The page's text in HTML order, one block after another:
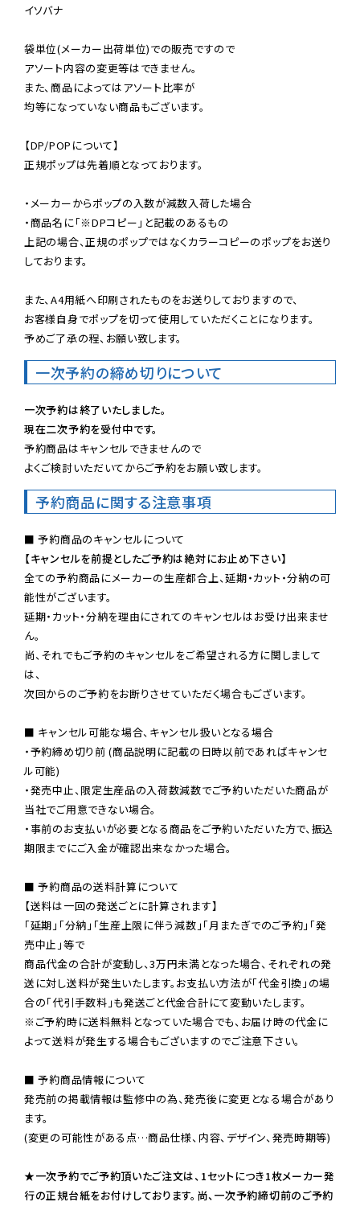
イソバナ
袋単位(メーカー出荷単位)での販売ですので
アソート内容の変更等はできません。
また、商品によってはアソート比率が
均等になっていない商品もございます。
【DP/POPについて】
正規ポップは先着順となっております。
・メーカーからポップの入数が減数入荷した場合
・商品名に「※DPコピー」と記載のあるもの
上記の場合、正規のポップではなくカラーコピーのポップをお送り
しております。
また、A4用紙へ印刷されたものをお送りしておりますので、
お客様自身でポップを切って使用していただくことになります。
予めご了承の程、お願い致します。
一次予約の締め切りについて
一次予約は終了いたしました。
現在二次予約を受付中です。
予約商品はキャンセルできませんので
よくご検討いただいてからご予約をお願い致します。
予約商品に関する注意事項
【キャンセルを前提としたご予約は絶対にお止め下さい】
全ての予約商品にメーカーの生産都合上、延期・カット・分納の可
能性がございます。
延期・カット・分納を理由にされてのキャンセルはお受け出来ませ
ん。
尚、それでもご予約のキャンセルをご希望される方に関しまして
は、
次回からのご予約をお断りさせていただく場合もございます。
■ キャンセル可能な場合、キャンセル扱いとなる場合
・予約締め切り前 (商品説明に記載の日時以前であればキャンセ
ル可能)
・発売中止、限定生産品の入荷数減数でご予約いただいた商品が
当社でご用意できない場合。
・事前のお支払いが必要となる商品をご予約いただいた方で、振込
期限までにご入金が確認出来なかった場合。
■ 予約商品の送料計算について
【送料は一回の発送ごとに計算されます】
「延期」「分納」「生産上限に伴う減数」「月またぎでのご予約」「発
売中止」等で
商品代金の合計が変動し、3万円未満となった場合、それぞれの発
送に対し送料が発生いたします。お支払い方法が「代金引換」の場
※ご予約時に送料無料となっていた場合でも、お届け時の代金に
よって送料が発生する場合もございますのでご注意下さい。
■ 予約商品情報について
発売前の掲載情報は監修中の為、発売後に変更となる場合があり
ます。
(変更の可能性がある点…商品仕様、内容、デザイン、発売時期等)
★一次予約でご予約頂いたご注文は、1セットにつき1枚メーカー発
行の正規台紙をお付けしております。尚、一次予約締切前のご予約